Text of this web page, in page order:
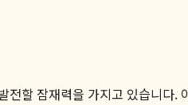
할 잠재력을 가지고 있습니다.